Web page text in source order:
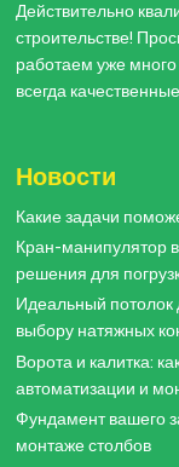
Действительно
строительстве!
работаем уже
всегда
Новости
Какие задачи
Кран-манипулятор
решения для
Идеальный потолок
выбору натяжных
Ворота и калитка:
автоматизации и
Фундамент вашего
монтаже столбов